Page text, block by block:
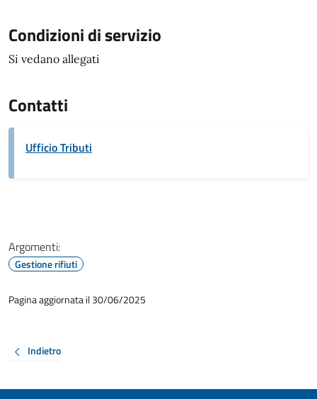
Condizioni di servizio
Si vedano allegati
Contatti
Ufficio Tributi
Argomenti:
Gestione rifiuti
Pagina aggiornata il 30/06/2025
Indietro